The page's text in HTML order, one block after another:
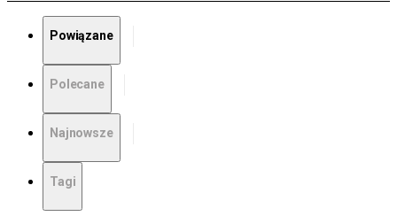
Powiązane
Polecane
Najnowsze
Tagi